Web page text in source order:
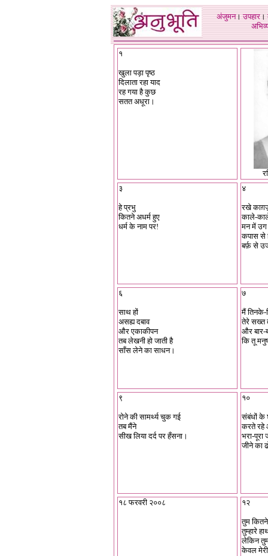
अंजुमन।उपहार।
१
खुला पड़ा पृष्ठ
दिलाता रहा याद
रह गया है कुछ
सतत अधूरा।
३
हे प्रभु
कितने अधर्म हुए
धर्म के नाम पर!
४
रखे
काले-
मन में
कपास से
बर्फ़ से
६
साथ हों
असह्य दबाव
और एकाकीपन
तब लेखनी हो जाती है
साँस लेने का साधन।
७
मैं तिनके-
तेरे सख्त
और बार-
कि तू
९
रोने की सामर्थ्य चुक गई
तब मैंने
सीख लिया दर्द पर हँसना।
१०
संबंधों के
करते रहे
भरा-पूरा
जीने का
१८ फरवरी २००८ १२
तुम कितने
तुम्हारे
लेकिन
केवल